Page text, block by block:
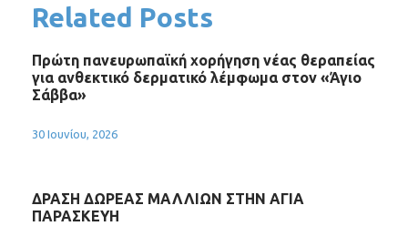
Related Posts
Πρώτη πανευρωπαϊκή χορήγηση νέας θεραπείας
για ανθεκτικό δερματικό λέμφωμα στον «Άγιο
Σάββα»
30 Ιουνίου, 2026
ΔΡΑΣΗ ΔΩΡΕΑΣ ΜΑΛΛΙΩΝ ΣΤΗΝ ΑΓΙΑ
ΠΑΡΑΣΚΕΥΗ